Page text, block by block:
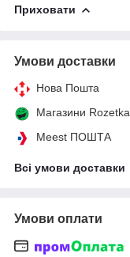
Приховати
Умови доставки
Нова Пошта
Магазини Rozetka
Meest ПОШТА
Всі умови доставки
Умови оплати